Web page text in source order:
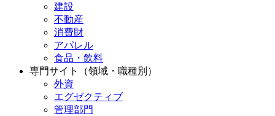
建設
不動産
消費財
アパレル
食品・飲料
専門サイト（領域・職種別）
外資
エグゼクティブ
管理部門